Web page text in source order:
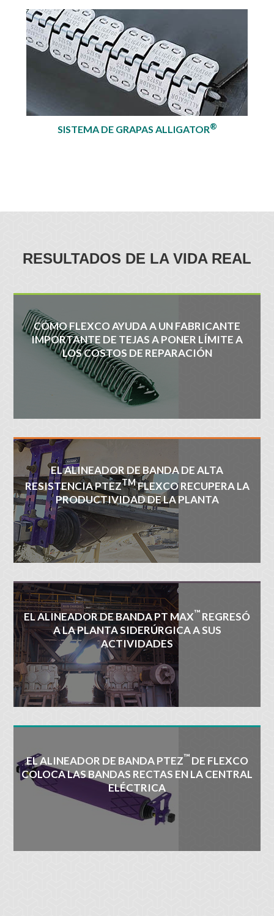
SISTEMA DE GRAPAS ALLIGATOR®
RESULTADOS DE LA VIDA REAL
CÓMO FLEXCO AYUDA A UN FABRICANTE
IMPORTANTE DE TEJAS A PONER LÍMITE A
LOS COSTOS DE REPARACIÓN
EL ALINEADOR DE BANDA DE ALTA
RESISTENCIA PTEZTMFLEXCO RECUPERA LA
PRODUCTIVIDAD DE LA PLANTA
EL ALINEADOR DE BANDA PT MAX™ REGRESÓ
A LA PLANTA SIDERÚRGICA A SUS
ACTIVIDADES
EL ALINEADOR DE BANDA PTEZ™DE FLEXCO
COLOCA LAS BANDAS RECTAS EN LA CENTRAL
ELÉCTRICA